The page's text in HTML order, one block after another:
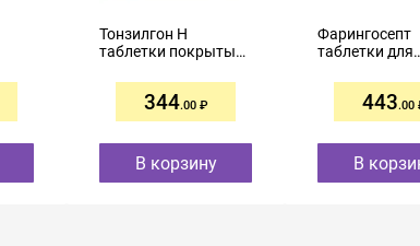
Тонзилгон Н
таблетки покрытые
344.00
В корзину
Фарингосепт
таблетки для
№20 мята
443.00
В